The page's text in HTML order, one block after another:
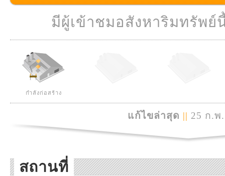
มีผู้เข้าชมอสังหาริมทรัพย์
กำลังก่อสร้าง
แก้ไขล่าสุด || 25 ก.พ
สถานที่